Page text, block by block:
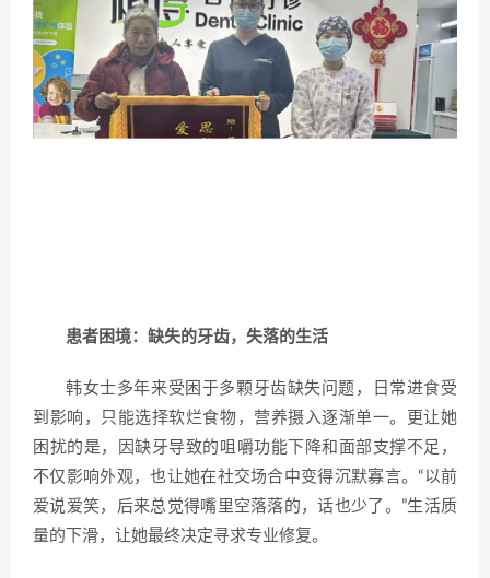
患者困境：缺失的牙齿，失落的生活
韩女士多年来受困于多颗牙齿缺失问题，日常进食受
到影响，只能选择软烂食物，营养摄入逐渐单一。更让她
困扰的是，因缺牙导致的咀嚼功能下降和面部支撑不足，
不仅影响外观，也让她在社交场合中变得沉默寡言。“以前
爱说爱笑，后来总觉得嘴里空落落的，话也少了。”生活质
量的下滑，让她最终决定寻求专业修复。